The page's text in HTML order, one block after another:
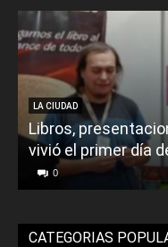
LA CIUDAD
Libros,
vivió el primer día
0
CATEGORIAS